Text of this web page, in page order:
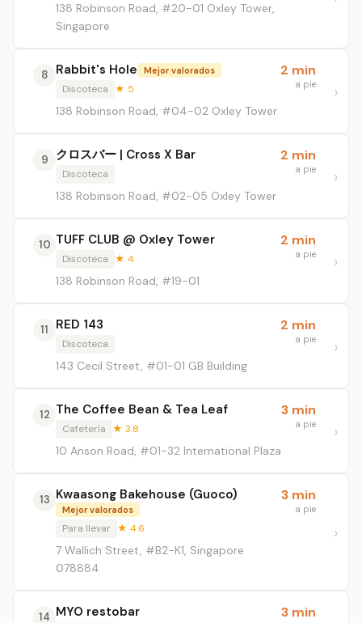
138 Robinson Road, #20-01 Oxley Tower,
Singapore
8 Rabbit's Hole Mejor valorados
Discoteca ★ 5
138 Robinson Road, #04-02 Oxley Tower
2 min
a pie
9 クロスバー | Cross X Bar
Discoteca
138 Robinson Road, #02-05 Oxley Tower
2 min
a pie
10 TUFF CLUB @ Oxley Tower
Discoteca ★ 4
138 Robinson Road, #19-01
2 min
a pie
11 RED 143
Discoteca
143 Cecil Street, #01-01 GB Building
2 min
a pie
12 The Coffee Bean & Tea Leaf
Cafetería ★ 3.8
10 Anson Road, #01-32 International Plaza
3 min
a pie
13 Kwaasong Bakehouse (Guoco)
Mejor valorados
Para llevar ★ 4.6
7 Wallich Street, #B2-K1, Singapore
078884
3 min
a pie
14 MYO restobar 3 min